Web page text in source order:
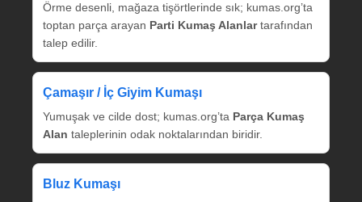
Örme desenli, mağaza tişörtlerinde sık; kumas.org’ta
toptan parça arayan Parti Kumaş Alanlartarafından
talep edilir.
Çamaşır / İç Giyim Kumaşı
Yumuşak ve cilde dost; kumas.org’ta Parça Kumaş
Alan taleplerinin odak noktalarından biridir.
Bluz Kumaşı